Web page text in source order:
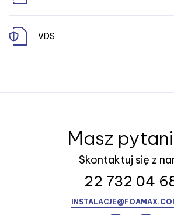
VDS
Masz
Skontaktuj się z
22 732 04